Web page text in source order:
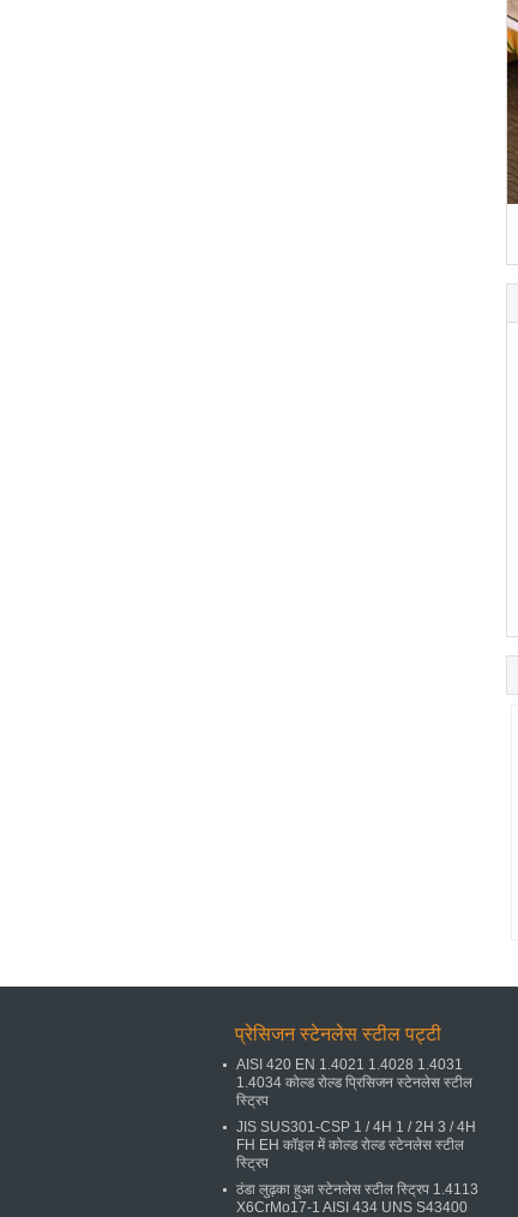
प्रेसिजन स्टेनलेस स्टील पट्टी
AISI 420 EN 1.4021 1.4028 1.4031
1.4034 कोल्ड रोल्ड प्रिसिजन स्टेनलेस स्टील
स्ट्रिप
JIS SUS301-CSP 1 / 4H 1 / 2H 3 / 4H
FH EH कॉइल में कोल्ड रोल्ड स्टेनलेस स्टील
स्ट्रिप
ठंडा लुढ़का हुआ स्टेनलेस स्टील स्ट्रिप 1.4113
X6CrMo17-1 AISI 434 UNS S43400